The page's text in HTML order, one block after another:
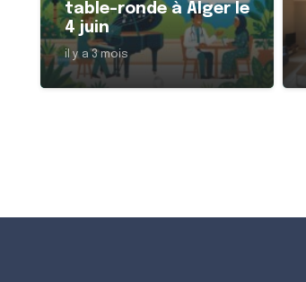
table-ronde à Alger le
4 juin
il y a 3 mois